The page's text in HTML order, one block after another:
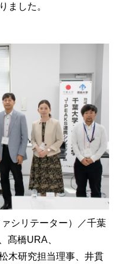
ました。
シリテーター）／千葉
橋URA、
木研究担当理事、井貫